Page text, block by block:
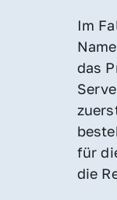
Im
das
für
die